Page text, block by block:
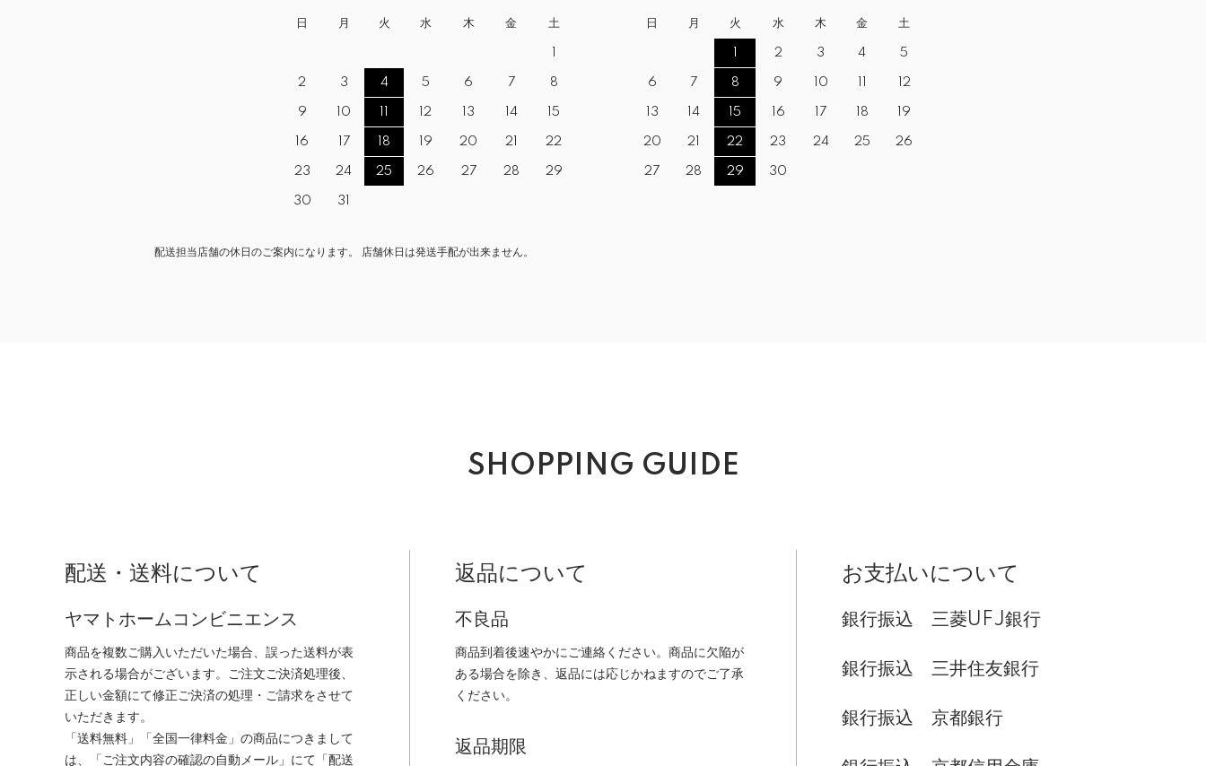
日 月 火 水 木 金 土
2 3 4 5 6 7 8
9 10 12 13 14 15
16 17 18 19 20 21 22
23 24 25 26 27 28 29
30 31
日 月 火 水 木 金 土
2 3 4 5
6 7 8 9 10 12
13 14 15 16 17 18 19
20 21 22 23 24 25 26
27 28 29 30
配送担当店舗の休日のご案内になります。 店舗休日は発送手配が出来ません。
SHOPPING GUIDE
配送・送料について
ヤマトホームコンビニエンス
商品を複数ご購入いただいた場合、誤った送料が表
示される場合がございます。ご注文ご決済処理後、
正しい金額にて修正ご決済の処理・ご請求をさせて
いただきます。
「送料無料」「全国一律料金」の商品につきまして
は、「ご注文内容の確認の自動メール」にて「配送
返品について
不良品
商品到着後速やかにご連絡ください。商品に欠陥が
ある場合を除き、返品には応じかねますのでご了承
ください。
返品期限
お支払いについて
銀行振込 三菱UFJ銀行
銀行振込 三井住友銀行
銀行振込 京都銀行